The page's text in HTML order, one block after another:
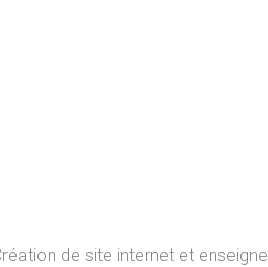
de site internet et enseigne